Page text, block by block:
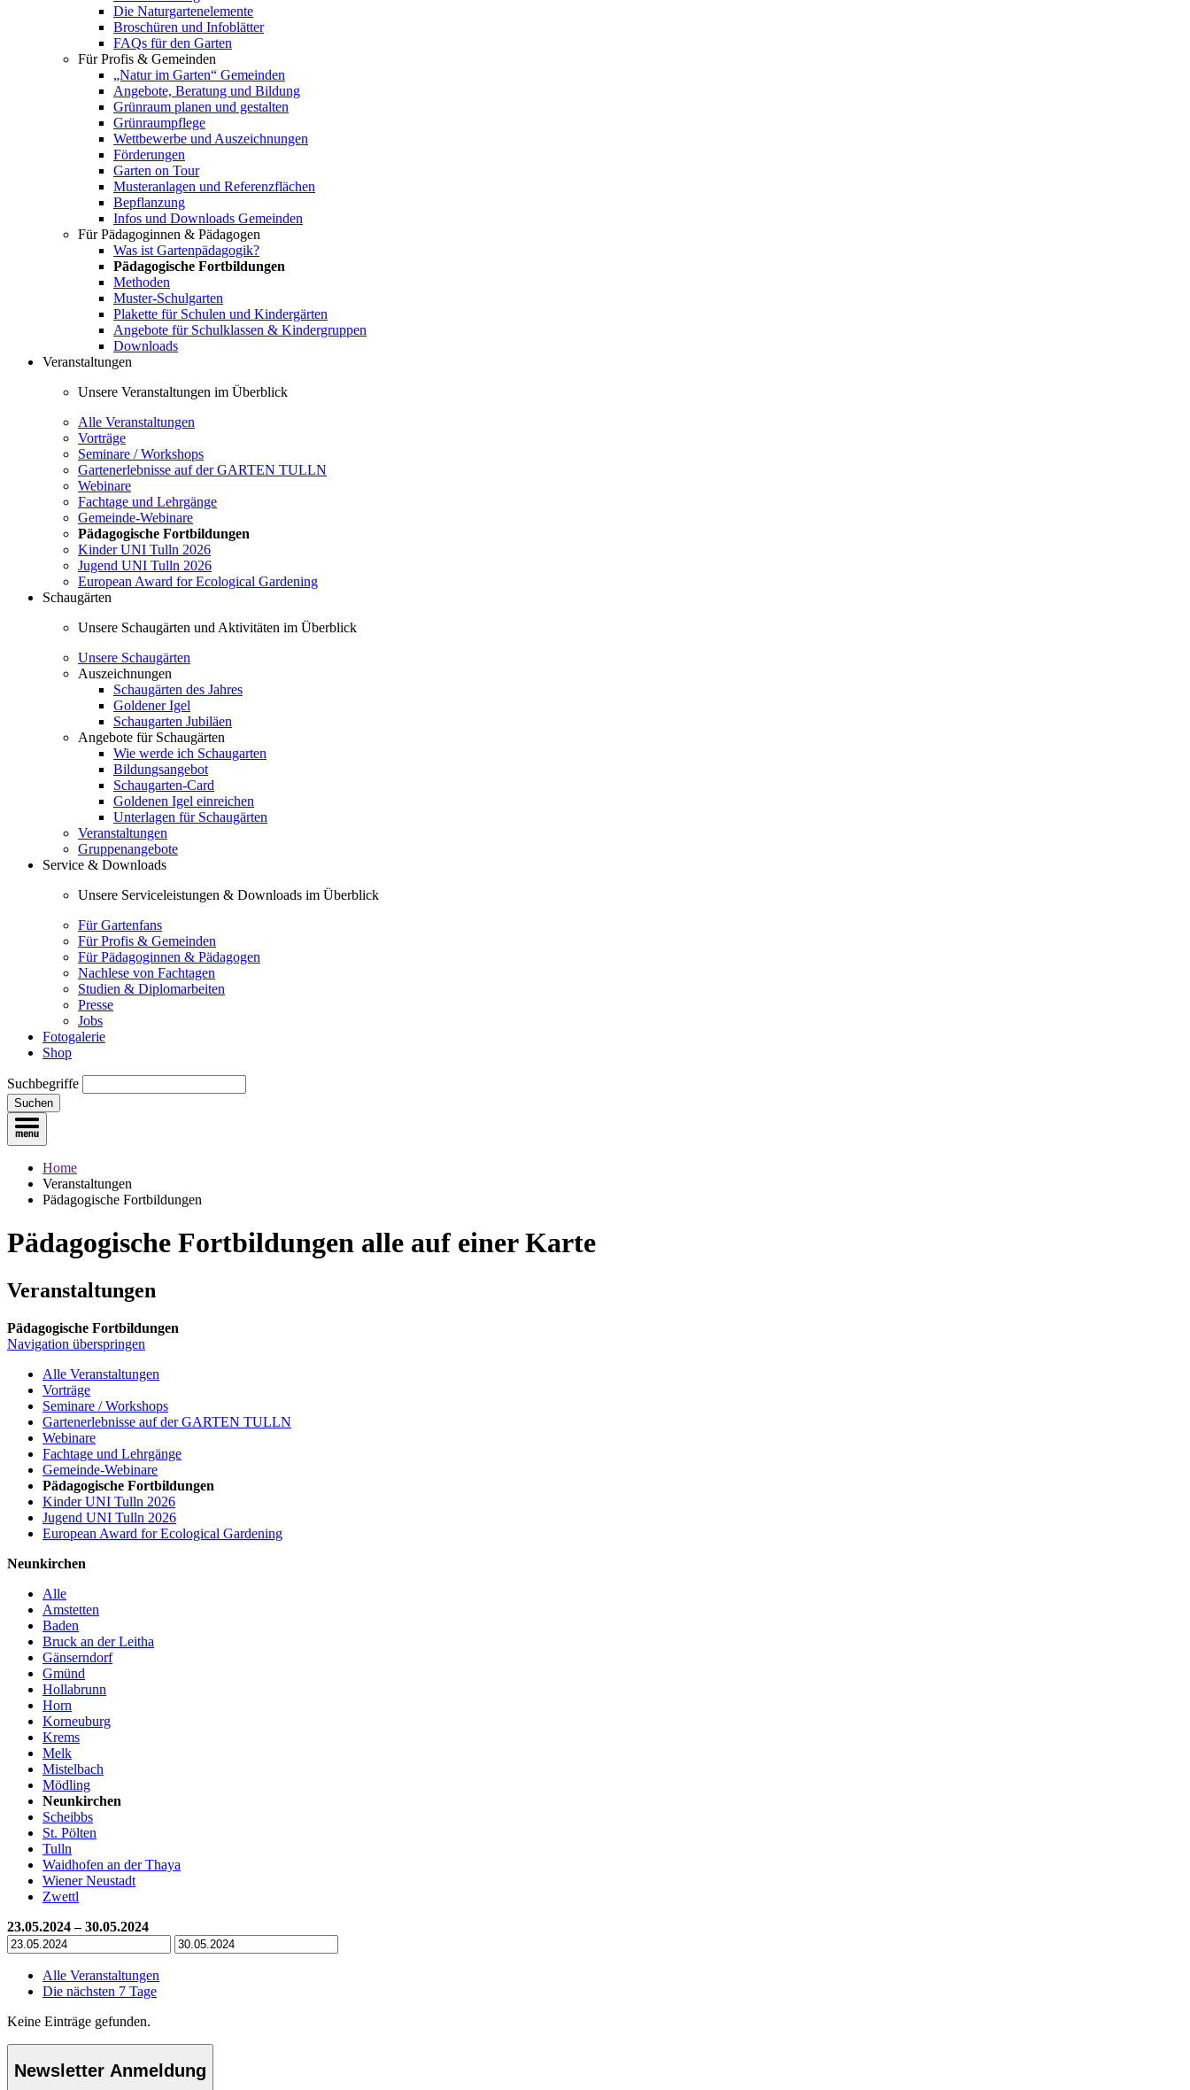
Die Naturgartenelemente
Broschüren und Infoblätter
FAQs für den Garten
Für Profis & Gemeinden
„Natur im Garten“ Gemeinden
Angebote, Beratung und Bildung
Grünraum planen und gestalten
Grünraumpflege
Wettbewerbe und Auszeichnungen
Förderungen
Garten on Tour
Musteranlagen und Referenzflächen
Bepflanzung
Infos und Downloads Gemeinden
Für Pädagoginnen & Pädagogen
Was ist Gartenpädagogik?
Pädagogische Fortbildungen
Methoden
Muster-Schulgarten
Plakette für Schulen und Kindergärten
Angebote für Schulklassen & Kindergruppen
Downloads
Veranstaltungen
Unsere Veranstaltungen im Überblick
Alle Veranstaltungen
Vorträge
Seminare / Workshops
Gartenerlebnisse auf der GARTEN TULLN
Webinare
Fachtage und Lehrgänge
Gemeinde-Webinare
Pädagogische Fortbildungen
Kinder UNI Tulln 2026
Jugend UNI Tulln 2026
European Award for Ecological Gardening
Schaugärten
Unsere Schaugärten und Aktivitäten im Überblick
Unsere Schaugärten
Auszeichnungen
Schaugärten des Jahres
Goldener Igel
Schaugarten Jubiläen
Angebote für Schaugärten
Wie werde ich Schaugarten
Bildungsangebot
Schaugarten-Card
Goldenen Igel einreichen
Unterlagen für Schaugärten
Veranstaltungen
Gruppenangebote
Service & Downloads
Unsere Serviceleistungen & Downloads im Überblick
Für Gartenfans
Für Profis & Gemeinden
Für Pädagoginnen & Pädagogen
Nachlese von Fachtagen
Studien & Diplomarbeiten
Presse
Jobs
Fotogalerie
Shop
Suchbegriffe
Suchen
Home
Veranstaltungen
Pädagogische Fortbildungen
Pädagogische Fortbildungen alle auf einer Karte
Veranstaltungen
Pädagogische Fortbildungen
Navigation überspringen
Alle Veranstaltungen
Vorträge
Seminare / Workshops
Gartenerlebnisse auf der GARTEN TULLN
Webinare
Fachtage und Lehrgänge
Gemeinde-Webinare
Pädagogische Fortbildungen
Kinder UNI Tulln 2026
Jugend UNI Tulln 2026
European Award for Ecological Gardening
Neunkirchen
Alle
Amstetten
Baden
Bruck an der Leitha
Gänserndorf
Gmünd
Hollabrunn
Horn
Korneuburg
Krems
Melk
Mistelbach
Mödling
Neunkirchen
Scheibbs
St. Pölten
Tulln
Waidhofen an der Thaya
Wiener Neustadt
Zwettl
23.05.2024 – 30.05.2024
Alle Veranstaltungen
Die nächsten 7 Tage
Keine Einträge gefunden.
Newsletter Anmeldung